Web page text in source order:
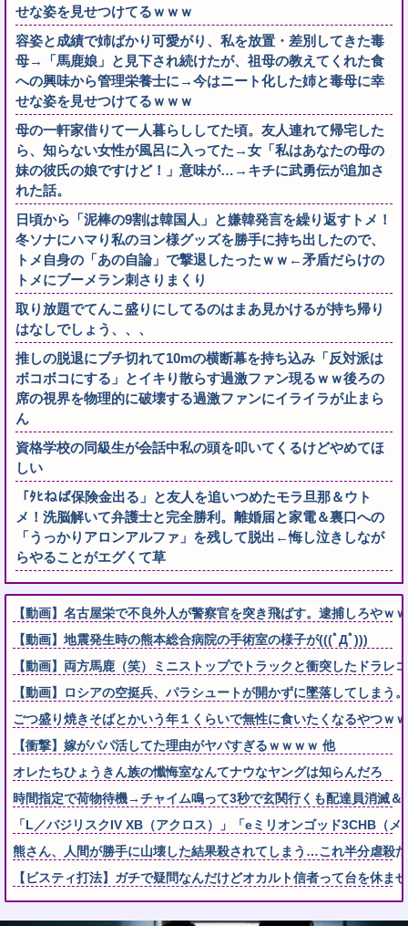
せな姿を見せつけてるｗｗｗ
容姿と成績で姉ばかり可愛がり、私を放置・差別してきた毒
母→「馬鹿娘」と見下され続けたが、祖母の教えてくれた食
への興味から管理栄養士に→今はニート化した姉と毒母に幸
せな姿を見せつけてるｗｗｗ
母の一軒家借りて一人暮らししてた頃。友人連れて帰宅した
ら、知らない女性が風呂に入ってた→女「私はあなたの母の
妹の彼氏の娘ですけど！」意味が…→キチに武勇伝が追加さ
れた話。
日頃から「泥棒の9割は韓国人」と嫌韓発言を繰り返すトメ！
冬ソナにハマり私のヨン様グッズを勝手に持ち出したので、
トメ自身の「あの自論」で撃退したったｗｗ←矛盾だらけの
トメにブーメラン刺さりまくり
取り放題でてんこ盛りにしてるのはまあ見かけるが持ち帰り
はなしでしょう、、、
推しの脱退にブチ切れて10mの横断幕を持ち込み「反対派は
ボコボコにする」とイキり散らす過激ファン現るｗｗ後ろの
席の視界を物理的に破壊する過激ファンにイライラが止まら
ん
資格学校の同級生が会話中私の頭を叩いてくるけどやめてほ
しい
「ﾀﾋねば保険金出る」と友人を追いつめたモラ旦那＆ウト
メ！洗脳解いて弁護士と完全勝利。離婚届と家電＆裏口への
「うっかりアロンアルファ」を残して脱出←悔し泣きしなが
らやることがエグくて草
【動画】名古屋栄で不良外人が警察官を突き飛ばす。逮捕しろやｗ
【動画】地震発生時の熊本総合病院の手術室の様子が(((ﾟДﾟ)))
【動画】両方馬鹿（笑）ミニストップでトラックと衝突したドラレ
【動画】ロシアの空挺兵、パラシュートが開かずに墜落してしまう。
ごつ盛り焼きそばとかいう年１くらいで無性に食いたくなるやつｗ
【衝撃】嫁がパパ活してた理由がヤバすぎるｗｗｗｗ 他
オレたちひょうきん族の懺悔室なんてナウなヤングは知らんだろ
時間指定で荷物待機→チャイム鳴って3秒で玄関行くも配達員消滅
「L／バジリスクIV XB（アクロス）」「eミリオンゴッド3CHB（
熊さん、人間が勝手に山壊した結果殺されてしまう…これ半分虐殺
【ビスティ打法】ガチで疑問なんだけどオカルト信者って台を休